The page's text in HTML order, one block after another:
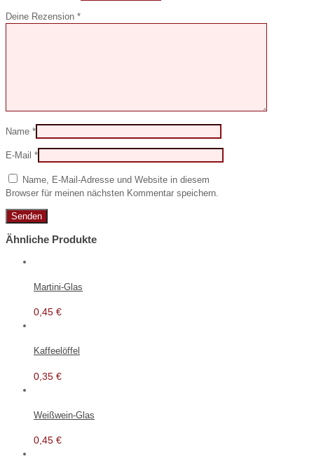
Deine Rezension *
Name *
E-Mail *
Name, E-Mail-Adresse und Website in diesem
Browser für meinen nächsten Kommentar speichern.
Ähnliche Produkte
Martini-Glas
0,45 €
Kaffeelöffel
0,35 €
Weißwein-Glas
0,45 €